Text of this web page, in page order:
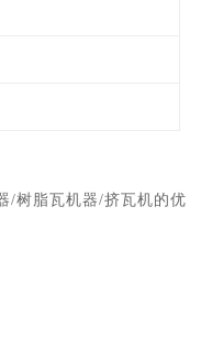
/树脂瓦机器/挤瓦机的优